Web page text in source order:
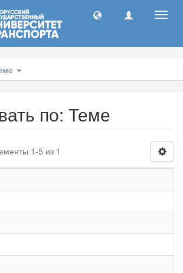
по: Теме
1-5 из 1